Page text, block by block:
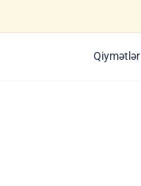
Qiymətlər